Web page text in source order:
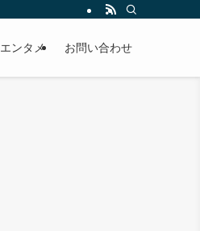
エンタメ お問い合わせ